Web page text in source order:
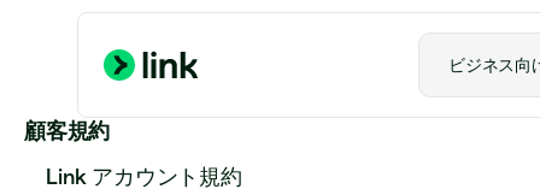
ビジネス向
顧客規約
Link アカウント規約